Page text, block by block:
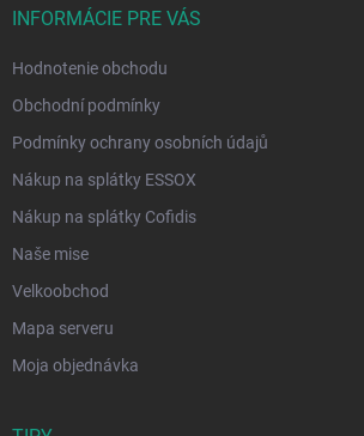
INFORMÁCIE PRE VÁS
Hodnotenie obchodu
Obchodní podmínky
Podmínky ochrany osobních údajů
Nákup na splátky ESSOX
Nákup na splátky Cofidis
Naše mise
Velkoobchod
Mapa serveru
Moja objednávka